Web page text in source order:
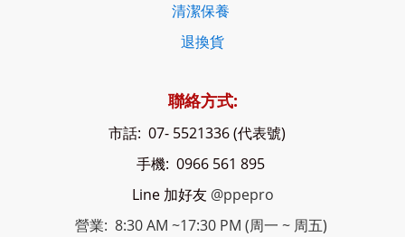
清潔保養
退換貨
聯絡方式:
市話: 07- 5521336 (代表號)
手機: 0966 561 895
Line 加好友 @ppepro
營業: 8:30 AM ~17:30 PM (周一 ~ 周五)